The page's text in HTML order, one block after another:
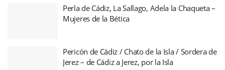
Perla de Cádiz, La Sallago, Adela la Chaqueta –
Mujeres de la Bética
Pericón de Cádiz / Chato de la Isla / Sordera de
Jerez – de Cádiz a Jerez, por la Isla